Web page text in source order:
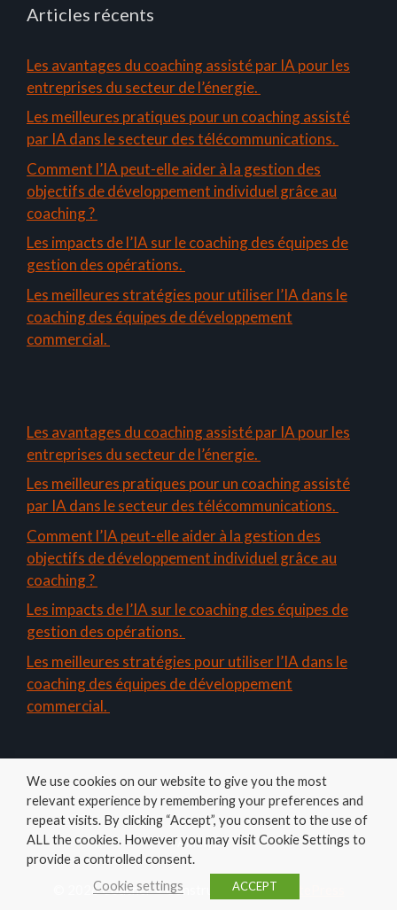
Articles récents
Les avantages du coaching assisté par IA pour les
entreprises du secteur de l’énergie.
Les meilleures pratiques pour un coaching assisté
par IA dans le secteur des télécommunications.
Comment l’IA peut-elle aider à la gestion des
objectifs de développement individuel grâce au
coaching ?
Les impacts de l’IA sur le coaching des équipes de
gestion des opérations.
Les meilleures stratégies pour utiliser l’IA dans le
coaching des équipes de développement
commercial.
Les avantages du coaching assisté par IA pour les
entreprises du secteur de l’énergie.
Les meilleures pratiques pour un coaching assisté
par IA dans le secteur des télécommunications.
Comment l’IA peut-elle aider à la gestion des
objectifs de développement individuel grâce au
coaching ?
Les impacts de l’IA sur le coaching des équipes de
gestion des opérations.
Les meilleures stratégies pour utiliser l’IA dans le
coaching des équipes de développement
commercial.
Amelys
© 2026 Coacher• Construit avecGeneratePress
We use cookies on our website to give you the most
relevant experience by remembering your preferences and
repeat visits. By clicking “Accept”, you consent to the use of
ALL the cookies. However you may visit Cookie Settings to
provide a controlled consent.
Cookie settings
ACCEPT